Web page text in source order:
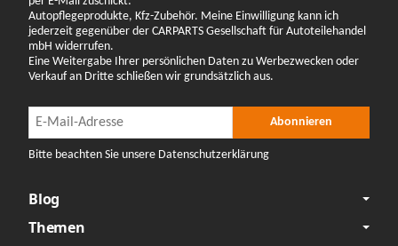
Autopflegeprodukte, Kfz-Zubehör. Meine Einwilligung kann ich
jederzeit gegenüber der CARPARTS Gesellschaft für Autoteilehandel
mbH widerrufen.
Eine Weitergabe Ihrer persönlichen Daten zu Werbezwecken oder
Verkauf an Dritte schließen wir grundsätzlich aus.
Newsletter Abonnieren Abonnieren
Bitte beachten Sie unsere Datenschutzerklärung
Blog
Themen